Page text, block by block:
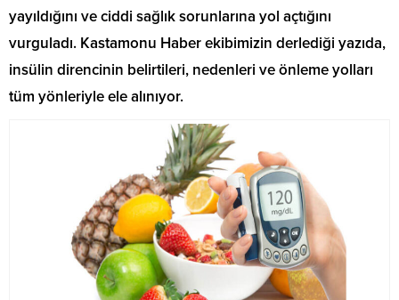
yayıldığını ve ciddi sağlık sorunlarına yol açtığını
vurguladı. Kastamonu Haber ekibimizin derlediği yazıda,
insülin direncinin belirtileri, nedenleri ve önleme yolları
tüm yönleriyle ele alınıyor.